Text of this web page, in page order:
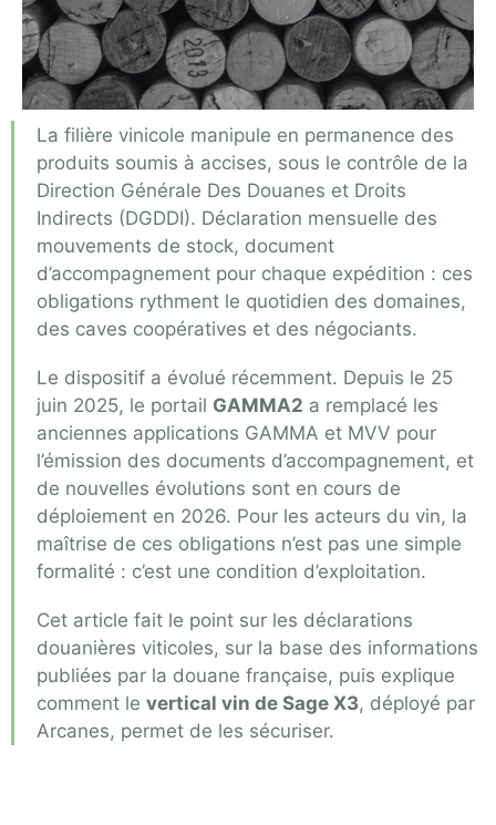
La filière vinicole manipule en permanence des
produits soumis à accises, sous le contrôle de la
Direction Générale Des Douanes et Droits
Indirects (DGDDI). Déclaration mensuelle des
mouvements de stock, document
d’accompagnement pour chaque expédition : ces
obligations rythment le quotidien des domaines,
des caves coopératives et des négociants.
Le dispositif a évolué récemment. Depuis le 25
juin 2025, le portail GAMMA2 a remplacé les
anciennes applications GAMMA et MVV pour
l’émission des documents d’accompagnement, et
de nouvelles évolutions sont en cours de
déploiement en 2026. Pour les acteurs du vin, la
maîtrise de ces obligations n’est pas une simple
formalité : c’est une condition d’exploitation.
Cet article fait le point sur les déclarations
douanières viticoles, sur la base des informations
publiées par la douane française, puis explique
comment le vertical vin de Sage X3, déployé par
Arcanes, permet de les sécuriser.